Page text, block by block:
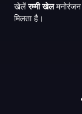
खेलेंरम्मी खेलमनोरंजन
मिलता है।